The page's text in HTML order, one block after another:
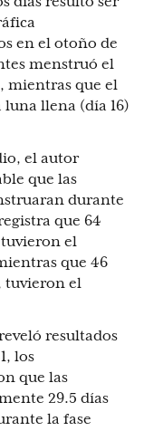
en el otoño de
menstruó el
mientras que el
luna llena (día 16)
el autor
que las
durante
que 64
el
que 46
tuvieron el
resultados
los
que las
29.5 días
la fase